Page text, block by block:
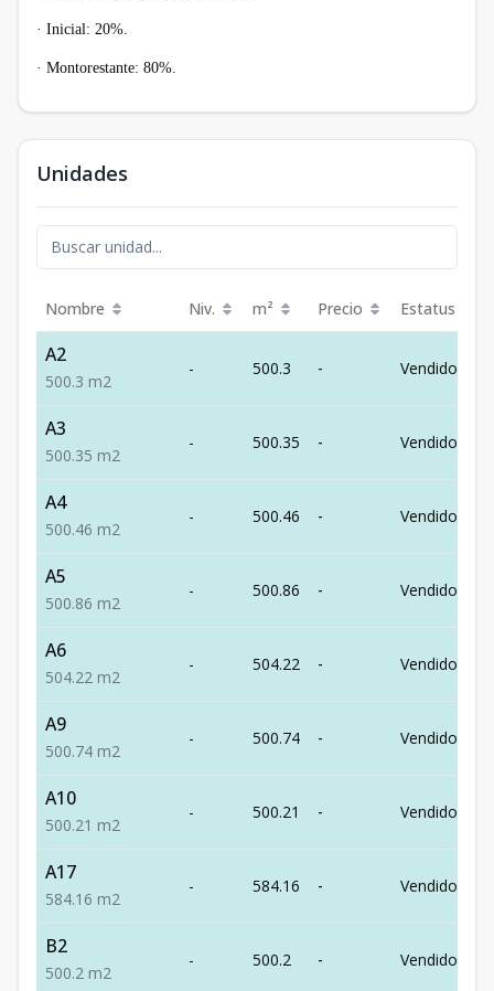
· Inicial: 20%.
· Montorestante: 80%.
Unidades
Nombre Niv. m² Precio Estatus
A2
500.3 m2
- 500.3 - Vendido
A3
500.35 m2
- 500.35 - Vendido
A4
500.46 m2
- 500.46 - Vendido
A5
500.86 m2
- 500.86 - Vendido
A6
504.22 m2
- 504.22 - Vendido
A9
500.74 m2
- 500.74 - Vendido
A10
500.21 m2
- 500.21 - Vendido
A17
584.16 m2
- 584.16 - Vendido
B2
500.2 m2
- 500.2 - Vendido